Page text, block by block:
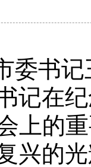
委书
记在
上的
兴的